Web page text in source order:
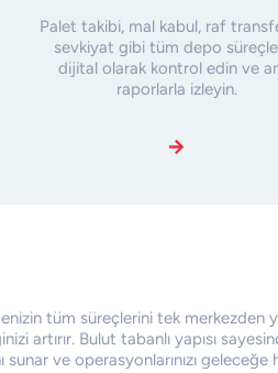
Palet takibi, mal kabul, raf
sevkiyat gibi tüm depo
dijital olarak kontrol edin ve
raporlarla izleyin.
tüm süreçlerini tek merkezden
artırır. Bulut tabanlı yapısı
ve operasyonlarınızı geleceğe